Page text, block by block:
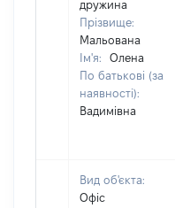
дружина
Прізвище:
Мальована
Ім'я:
Олена
По батькові (за
наявності):
Вадимівна
Вид об'єкта:
Офіс